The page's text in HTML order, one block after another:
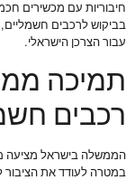
חיבוריות עם מכשירים
בביקוש לרכבים
עבור הצרכן הישראלי.
תמיכה
רכבים
הממשלה בישראל מציעה
במטרה לעודד את הציבור